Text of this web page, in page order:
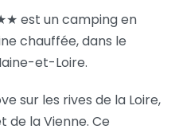
est un camping en
chauffée, dans le
et-Loire.
sur les rives de la Loire,
de la Vienne. Ce